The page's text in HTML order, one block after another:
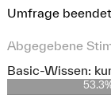
Umfrage
Abgegebene
Basic-Wissen: